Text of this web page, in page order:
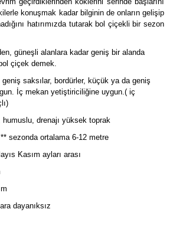
konuşmak kadar bilginin de onların gelişip
hatırımızda tutarak bol çiçekli bir sezon
güneşli alanlara kadar geniş bir alanda
çiçek demek.
geniş saksılar, bordürler, küçük ya da geniş
İç mekan yetiştiriciliğine uygun.( iç
humuslu, drenajı yüksek toprak
** sezonda ortalama 6-12 metre
Kasım ayları arası
dayanıksız